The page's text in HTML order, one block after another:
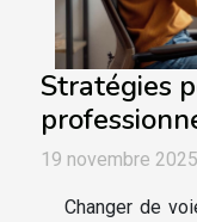
Stratégies
19 novembre 2025
Changer de